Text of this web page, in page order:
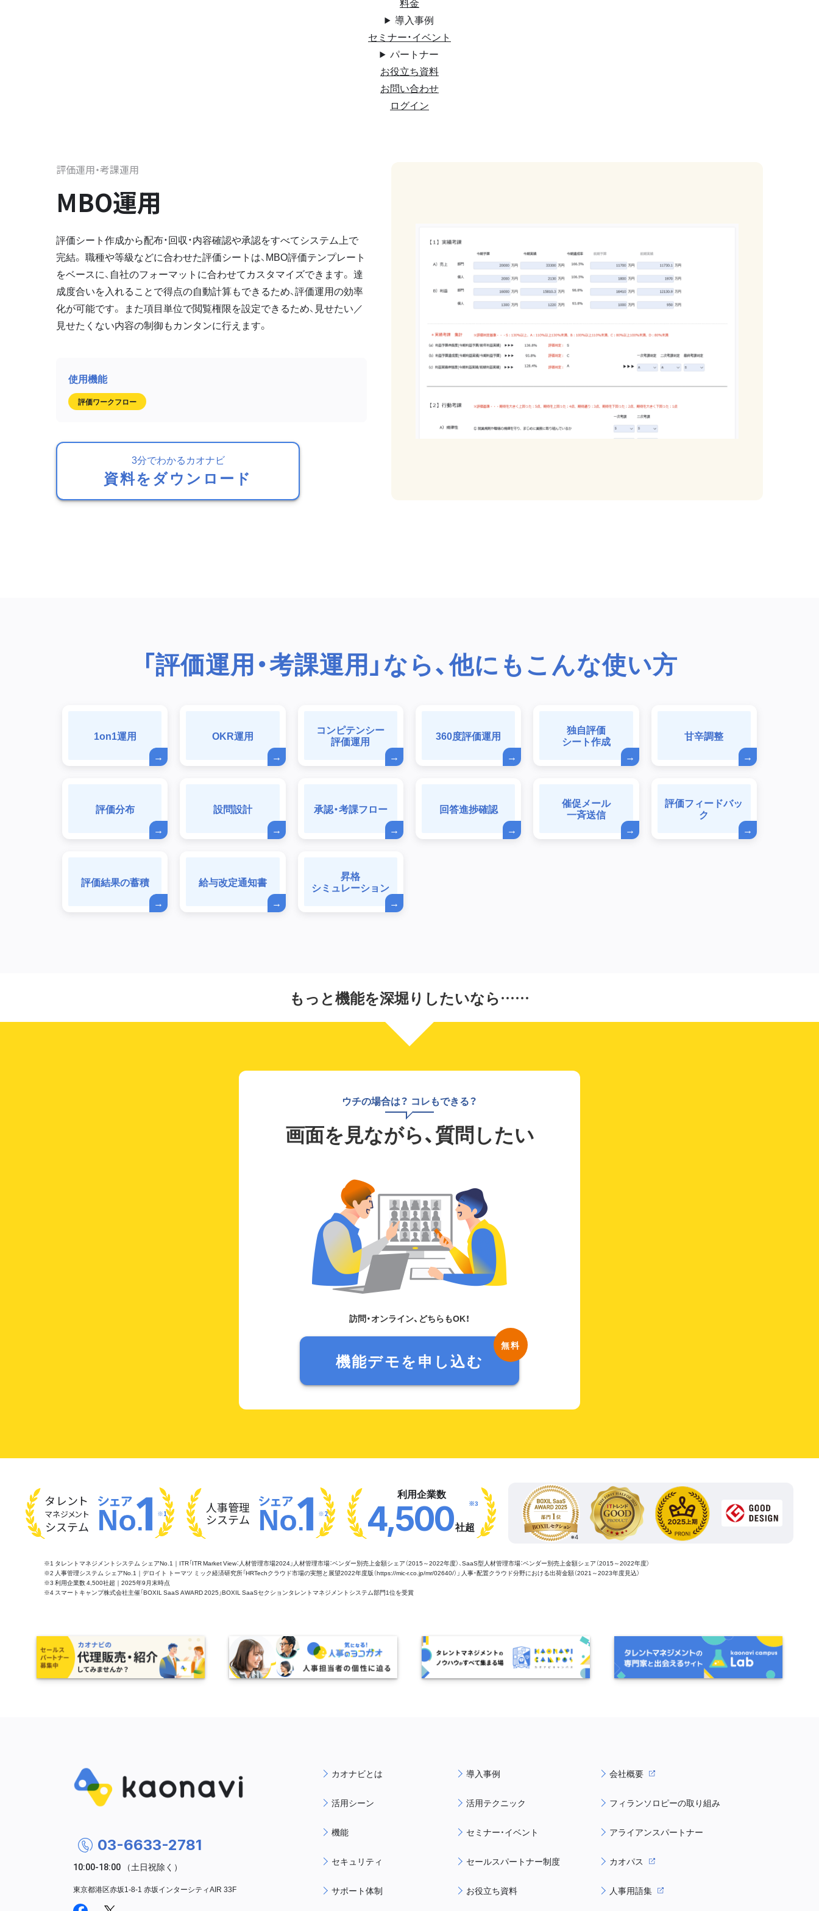
導入事例
セミナー・イベント
パートナー
お役立ち資料
お問い合わせ
ログイン
評価運用・考課運用
MBO運用
評価シート作成から配布・回収・内容確認や承認をすべてシステム上で
完結。 職種や等級などに合わせた評価シートは、MBO評価テンプレート
をベースに、自社のフォーマットに合わせてカスタマイズできます。 達
成度合いを入れることで得点の自動計算もできるため、評価運用の効率
化が可能です。 また項目単位で閲覧権限を設定できるため、見せたい／
見せたくない内容の制御もカンタンに行えます。
評価ワークフロー
3分でわかるカオナビ
資料をダウンロード
「評価運用・考課運用」なら、他にもこんな使い方
1on1運用 OKR運用 コンピテンシー
評価運用 360度評価運用 独自評価
シート作成 甘辛調整
評価分布 設問設計 承認・考課フロー 回答進捗確認 催促メール
一斉送信
評価フィードバッ
ク
評価結果の蓄積 給与改定通知書 昇格
シミュレーション
もっと機能を深堀りしたいなら……
ウチの場合は？ コレもできる？
画面を見ながら、質問したい
訪問・オンライン、どちらもOK！
機能デモを申し込む
タレント
マネジメント
システム
※1 人事管理
システム ※2
利用企業数
4,500社超
※3
※1 タレントマネジメントシステム シェアNo.1｜ITR「ITR Market View：人材管理市場2024」人材管理市場：ベンダー別売上金額シェア（2015～2022年度）、SaaS型人材管理市場：ベンダー別売上金額シェア（2015～2022年度）
※2 人事管理システム シェアNo.1｜デロイト トーマツ ミック経済研究所「HRTechクラウド市場の実態と展望2022年度版（https://mic-r.co.jp/mr/02640/）」 人事・配置クラウド分野における出荷金額（2021～2023年度見込）
※3 利用企業数 4,500社超｜2025年9月末時点
※4 スマートキャンプ株式会社主催「BOXIL SaaS AWARD 2025」BOXIL SaaSセクションタレントマネジメントシステム部門1位を受賞
カオナビとは
活用シーン
機能
セキュリティ
サポート体制
導入事例
活用テクニック
セミナー・イベント
セールスパートナー制度
お役立ち資料
会社概要
フィランソロピーの取り組み
アライアンスパートナー
カオパス
人事用語集
03-6633-2781
東京都港区赤坂1-8-1 赤坂インターシティAIR 33F